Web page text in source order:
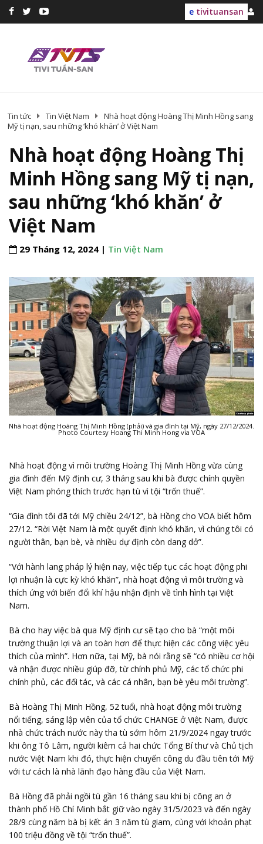
e tivituansan
Tin tức Tin Việt Nam
Nhà hoạt động Hoàng Thị Minh Hồng sang
Mỹ tị nạn, sau những ‘khó khăn’ ở Việt Nam
Nhà hoạt động Hoàng Thị
Minh Hồng sang Mỹ tị nạn,
sau những ‘khó khăn’ ở
Việt Nam
29 Tháng 12, 2024 | Tin Việt Nam
Nhà hoạt động Hoàng Thị Minh Hồng (phải) và gia đình tại Mỹ, ngày 27/12/2024.
Photo Courtesy Hoang Thi Minh Hong via VOA
Nhà hoạt động vì môi trường Hoàng Thị Minh Hồng vừa cùng
gia đình đến Mỹ định cư, 3 tháng sau khi bà được chính quyền
Việt Nam phóng thích trước hạn tù vì tội “trốn thuế”.
“Gia đình tôi đã tới Mỹ chiều 24/12”, bà Hồng cho VOA biết hôm
27/12. “Rời Việt Nam là một quyết định khó khăn, vì chúng tôi có
người thân, bạn bè, và nhiều dự định còn dang dở”.
“Với hành lang pháp lý hiện nay, việc tiếp tục các hoạt động phi
lợi nhuận là cực kỳ khó khăn”, nhà hoạt động vì môi trường và
thích ứng với biến đổi khí hậu nhận định về tình hình tại Việt
Nam.
Bà cho hay việc bà qua Mỹ định cư sẽ tạo cho bà “một môi
trường thuận lợi và an toàn hơn để thực hiện các công việc yêu
thích của mình”. Hơn nữa, tại Mỹ, bà nói rằng sẽ “có nhiều cơ hội
và nhận được nhiều giúp đỡ, từ chính phủ Mỹ, các tổ chức phi
chính phủ, các đối tác, và các cá nhân, bạn bè yêu môi trường”.
Bà Hoàng Thị Minh Hồng, 52 tuổi, nhà hoạt động môi trường
nổi tiếng, sáng lập viên của tổ chức CHANGE ở Việt Nam, được
nhà chức trách nước này tha tù sớm hôm 21/9/2024 ngay trước
khi ông Tô Lâm, người kiêm cả hai chức Tổng Bí thư và Chủ tịch
nước Việt Nam khi đó, thực hiện chuyến công du đầu tiên tới Mỹ
với tư cách là nhà lãnh đạo hàng đầu của Việt Nam.
Bà Hồng đã phải ngồi tù gần 16 tháng sau khi bị công an ở
thành phố Hồ Chí Minh bắt giữ vào ngày 31/5/2023 và đến ngày
28/9 cùng năm bà bị kết án 3 năm tù giam, cùng với khoản phạt
100 triệu đồng về tội “trốn thuế”.